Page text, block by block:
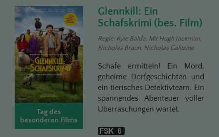
Tag des
besonderen Films
Glennkill: Ein
Schafskrimi (bes. Film)
Regie: Kyle Balda. Mit Hugh Jackman,
Nicholas Braun, Nicholas Galitzine
Schafe ermitteln! Ein Mord,
geheime Dorfgeschichten und
ein tierisches Detektivteam. Ein
spannendes Abenteuer voller
Überraschungen wartet.